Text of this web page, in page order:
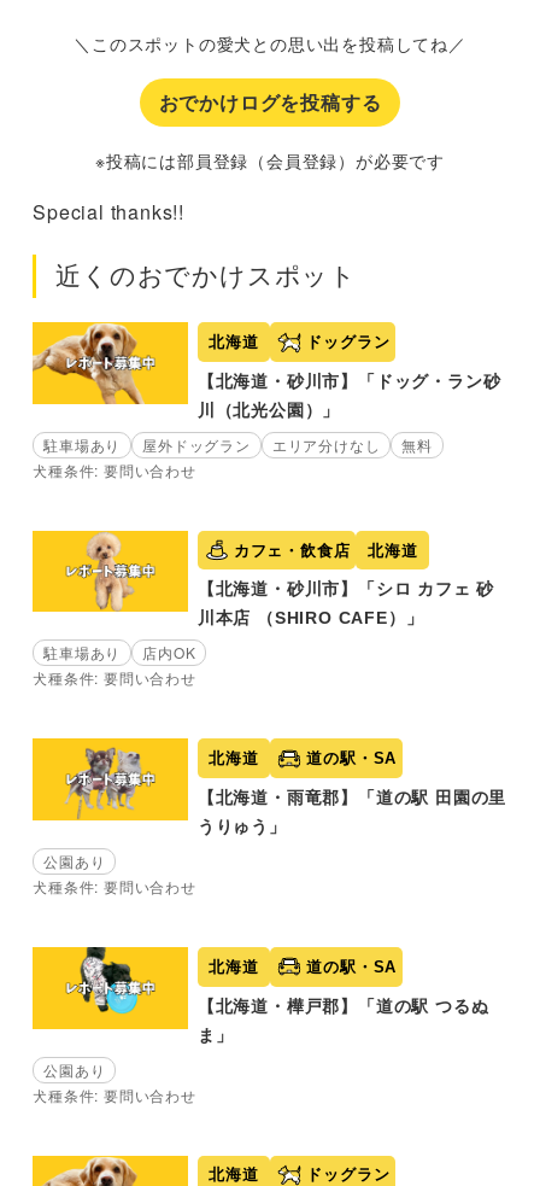
＼このスポットの愛犬との思い出を投稿してね／
おでかけログを投稿する
※投稿には部員登録（会員登録）が必要です
Special thanks!!
近くのおでかけスポット
北海道 ドッグラン
【北海道・砂川市】「ドッグ・ラン砂
川（北光公園）」
駐車場あり 屋外ドッグラン エリア分けなし
無料
犬種条件: 要問い合わせ
カフェ・飲食店 北海道
【北海道・砂川市】「シロ カフェ 砂
川本店 （SHIRO CAFE）」
駐車場あり
店内OK
犬種条件: 要問い合わせ
北海道 道の駅・SA
【北海道・雨竜郡】「道の駅 田園の里
うりゅう」
公園あり
犬種条件: 要問い合わせ
北海道 道の駅・SA
【北海道・樺戸郡】「道の駅 つるぬ
ま」
公園あり
犬種条件: 要問い合わせ
北海道 ドッグラン